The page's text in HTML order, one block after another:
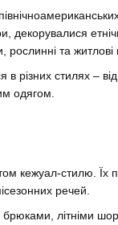
декорувалися
рослинні та житлові
в різних стилях –
одягом.
кежуал-стилю.
речей.
літніми